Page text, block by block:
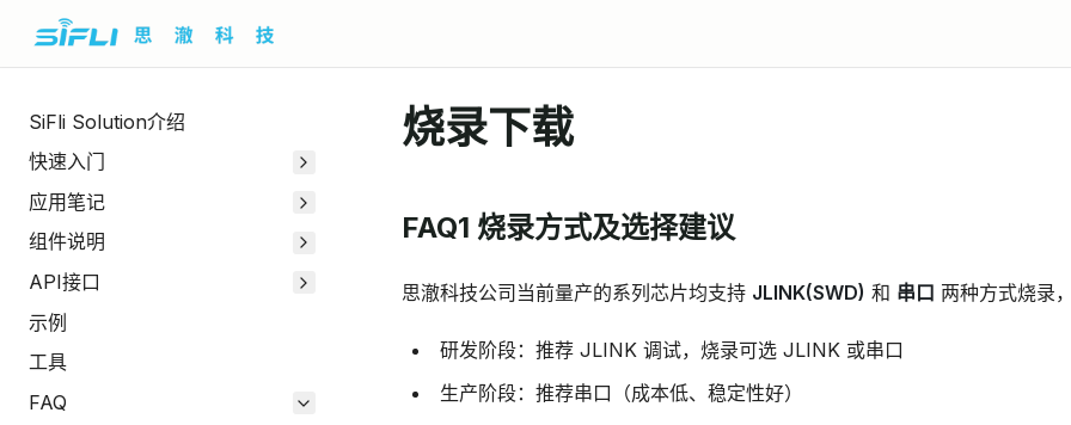
SiFli Solution介绍
快速入门
应用笔记
组件说明
API接口
示例
工具
FAQ
烧录下载
FAQ1 烧录方式及选择建议
思澈科技公司当前量产的系列芯片均支持 JLINK(SWD) 和 串口 两种方式烧录
研发阶段：推荐 JLINK 调试，烧录可选 JLINK 或串口
生产阶段：推荐串口（成本低、稳定性好）